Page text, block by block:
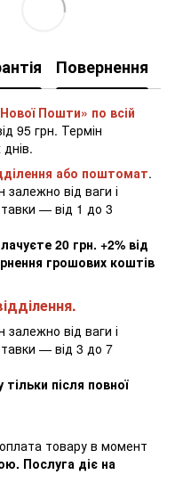
Повернення
Пошти» по всій
95 грн. Термін
або поштомат.
від ваги і
— від 1 до 3
20 грн. +2% від
грошових коштів
від ваги і
— від 3 до 7
після повної
товару в момент
Послуга діє на